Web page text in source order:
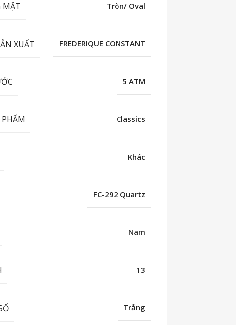
MẶT Tròn/ Oval
XUẤT FREDERIQUE CONSTANT
5 ATM
Classics
Khác
FC-292 Quartz
Nam
13
Trắng